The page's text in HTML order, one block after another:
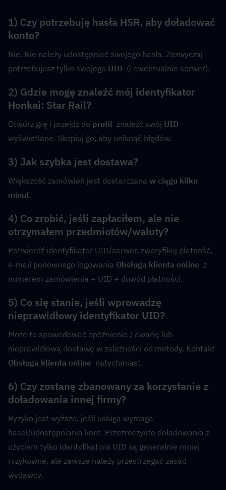
1) Czy potrzebuję hasła HSR, aby doładować
konto?
Nie. Nie należy udostępniać swojego hasła. Zazwyczaj
potrzebujesz tylko swojego UID
  (i ewentualnie serwer).
2) Gdzie mogę znaleźć mój identyfikator
Honkai: Star Rail?
Otwórz grę i przejdź do profil
  znaleźć swój
UID
wyświetlane. Skopiuj go, aby uniknąć błędów.
3) Jak szybka jest dostawa?
Większość zamówień jest dostarczana w ciągu kilku
minut.
4) Co zrobić, jeśli zapłaciłem, ale nie
otrzymałem przedmiotów/waluty?
Potwierdź identyfikator UID/serwer, zweryfikuj płatność,
e-mail ponownego logowania Obsługa klienta online
  z
numerem zamówienia + UID + dowód płatności.
5) Co się stanie, jeśli wprowadzę
nieprawidłowy identyfikator UID?
Może to spowodować opóźnienie / awarię lub
Obsługa klienta online
  natychmiast.
6) Czy zostanę zbanowany za korzystanie z
doładowania innej firmy?
Ryzyko jest wyższe, jeśli usługa wymaga
haseł/udostępniania kont. Przezroczyste doładowania z
użyciem tylko identyfikatora UID są generalnie mniej
ryzykowne, ale zawsze należy przestrzegać zasad
wydawcy.